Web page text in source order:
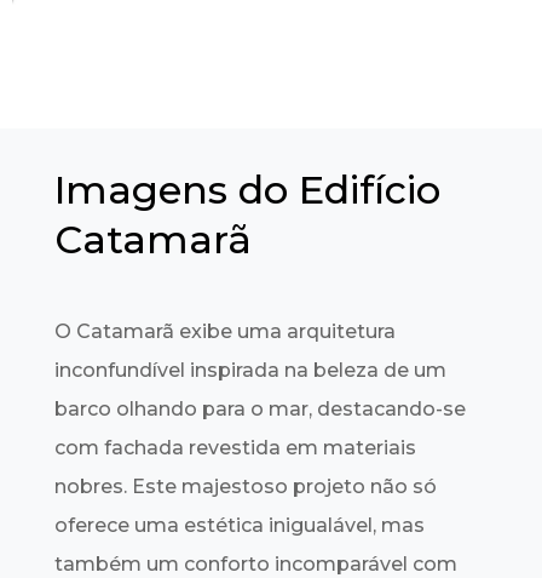
Imagens do Edifício
Catamarã
O Catamarã exibe uma arquitetura
inconfundível inspirada na beleza de um
barco olhando para o mar, destacando-se
com fachada revestida em materiais
nobres. Este majestoso projeto não só
oferece uma estética inigualável, mas
também um conforto incomparável com